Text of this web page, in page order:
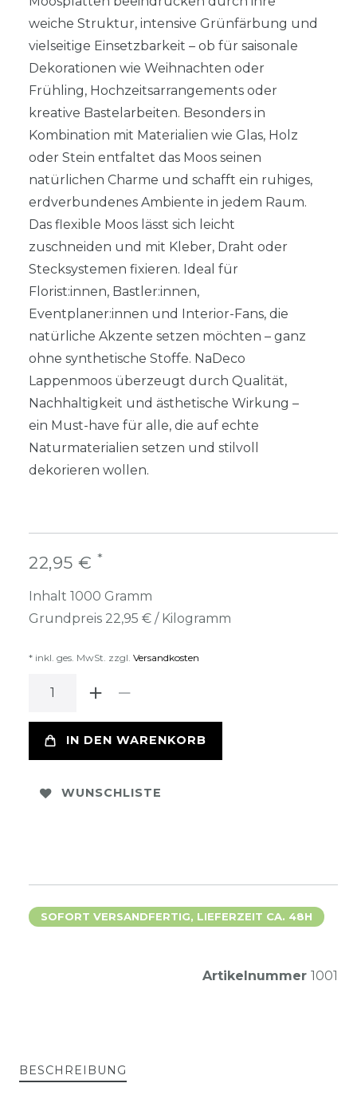
weiche Struktur, intensive Grünfärbung und
vielseitige Einsetzbarkeit – ob für saisonale
Dekorationen wie Weihnachten oder
Frühling, Hochzeitsarrangements oder
kreative Bastelarbeiten. Besonders in
Kombination mit Materialien wie Glas, Holz
oder Stein entfaltet das Moos seinen
natürlichen Charme und schafft ein ruhiges,
erdverbundenes Ambiente in jedem Raum.
Das flexible Moos lässt sich leicht
zuschneiden und mit Kleber, Draht oder
Stecksystemen fixieren. Ideal für
Florist:innen, Bastler:innen,
Eventplaner:innen und Interior-Fans, die
natürliche Akzente setzen möchten – ganz
ohne synthetische Stoffe. NaDeco
Lappenmoos überzeugt durch Qualität,
Nachhaltigkeit und ästhetische Wirkung –
ein Must-have für alle, die auf echte
Naturmaterialien setzen und stilvoll
dekorieren wollen.
22,95 € *
Inhalt 1000 Gramm
Grundpreis 22,95 € / Kilogramm
* inkl. ges. MwSt. zzgl. Versandkosten
IN DEN WARENKORB
WUNSCHLISTE
SOFORT VERSANDFERTIG, LIEFERZEIT CA. 48H
Artikelnummer 1001
BESCHREIBUNG